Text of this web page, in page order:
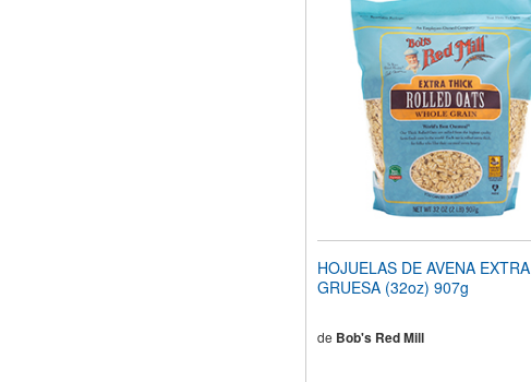
HOJUELAS DE AVENA EXTRA
GRUESA (32oz) 907g
de Bob's Red Mill